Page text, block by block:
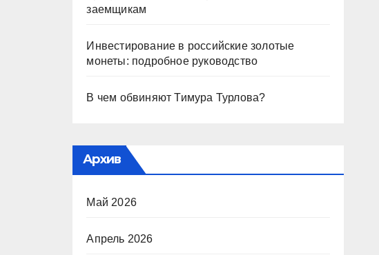
заемщикам
Инвестирование в российские золотые
монеты: подробное руководство
В чем обвиняют Тимура Турлова?
Архив
Май 2026
Апрель 2026